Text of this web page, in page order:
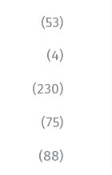
(53)
(4)
(230)
(75)
(88)